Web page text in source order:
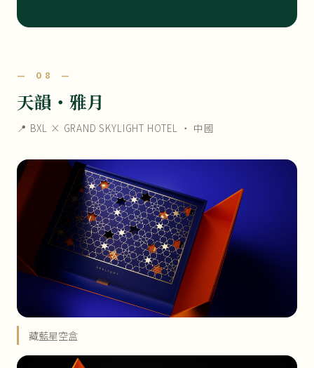
— 08 —
天韻・雅月
📍 BXL × GRAND SKYLIGHT HOTEL ・ 中國
藏藍星空盒